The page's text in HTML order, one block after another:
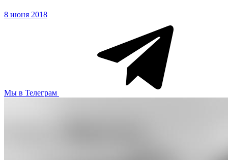
8 июня 2018
Мы в Телеграм